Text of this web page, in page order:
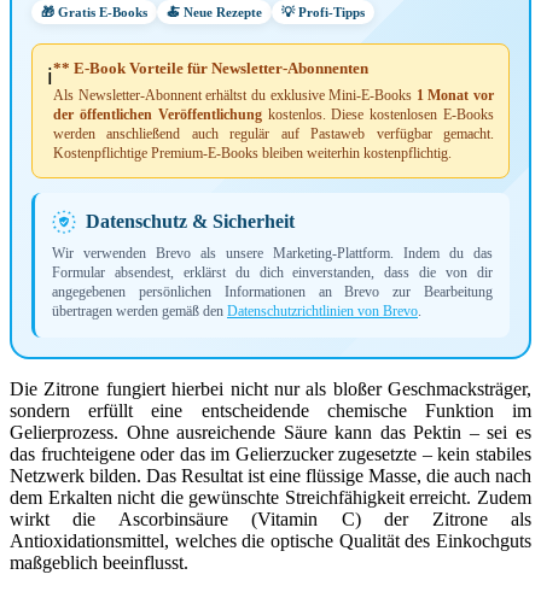
🎁 Gratis E-Books 🍝 Neue Rezepte 💡 Profi-Tipps
ℹ️** E-Book Vorteile für Newsletter-Abonnenten
Als Newsletter-Abonnent erhältst du exklusive Mini-E-Books 1 Monat vor
der öffentlichen Veröffentlichungkostenlos. Diese kostenlosen E-Books
werden anschließend auch regulär auf Pastaweb verfügbar gemacht.
Kostenpflichtige Premium-E-Books bleiben weiterhin kostenpflichtig.
Datenschutz & Sicherheit
Wir verwenden Brevo als unsere Marketing-Plattform. Indem du das
Formular absendest, erklärst du dich einverstanden, dass die von dir
angegebenen persönlichen Informationen an Brevo zur Bearbeitung
übertragen werden gemäß den Datenschutzrichtlinien von Brevo.
Die Zitrone fungiert hierbei nicht nur als bloßer Geschmacksträger,
sondern erfüllt eine entscheidende chemische Funktion im
Gelierprozess. Ohne ausreichende Säure kann das Pektin – sei es
das fruchteigene oder das im Gelierzucker zugesetzte – kein stabiles
Netzwerk bilden. Das Resultat ist eine flüssige Masse, die auch nach
dem Erkalten nicht die gewünschte Streichfähigkeit erreicht. Zudem
wirkt die Ascorbinsäure (Vitamin C) der Zitrone als
Antioxidationsmittel, welches die optische Qualität des Einkochguts
maßgeblich beeinflusst.